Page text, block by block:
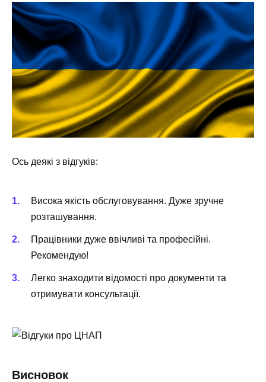
Ось деякі з відгуків:
Висока якість обслуговування. Дуже зручне
розташування.
Працівники дуже ввічливі та професійні.
Рекомендую!
Легко знаходити відомості про документи та
отримувати консультації.
Висновок